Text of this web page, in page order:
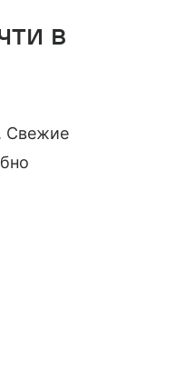
в
Свежие